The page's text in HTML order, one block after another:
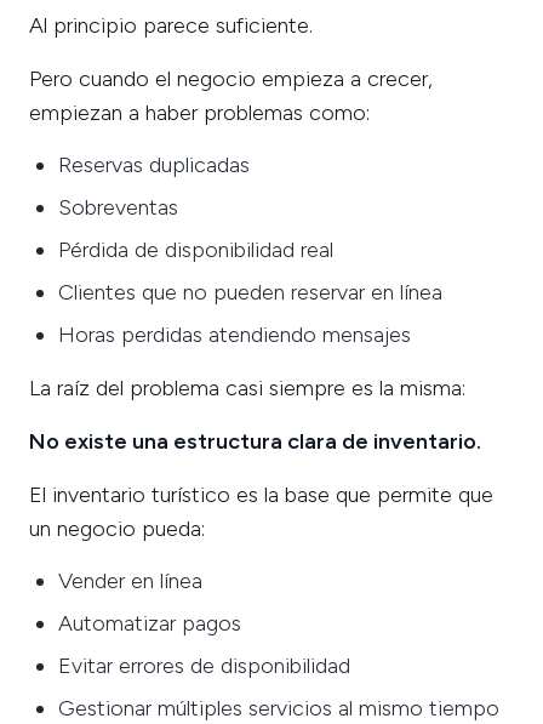
Al principio parece suficiente.
Pero cuando el negocio empieza a crecer,
empiezan a haber problemas como:
Reservas duplicadas
Sobreventas
Pérdida de disponibilidad real
Clientes que no pueden reservar en línea
Horas perdidas atendiendo mensajes
La raíz del problema casi siempre es la misma:
No existe una estructura clara de inventario.
El inventario turístico es la base que permite que
un negocio pueda:
Vender en línea
Automatizar pagos
Evitar errores de disponibilidad
Gestionar múltiples servicios al mismo tiempo